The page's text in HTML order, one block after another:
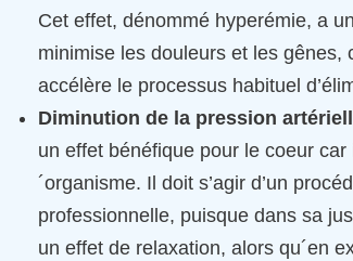
Cet effet, dénommé hyperémie, a
minimise les douleurs et les
accélère le processus habituel
Diminution de la pression
un effet bénéfique pour le coeur
´organisme. Il doit s’agir d’un
professionnelle, puisque dans sa
un effet de relaxation, alors qu´en